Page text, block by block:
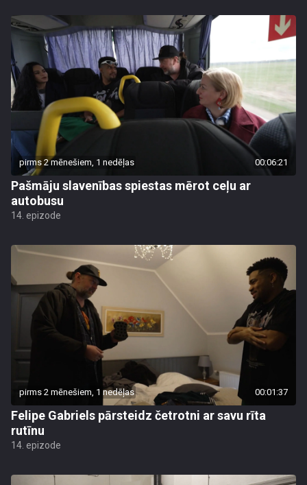
pirms 2 mēnešiem, 1 nedēļas 00:06:21
Pašmāju slavenības spiestas mērot ceļu ar
autobusu
14. epizode
pirms 2 mēnešiem, 1 nedēļas 00:01:37
Felipe Gabriels pārsteidz četrotni ar savu rīta
rutīnu
14. epizode